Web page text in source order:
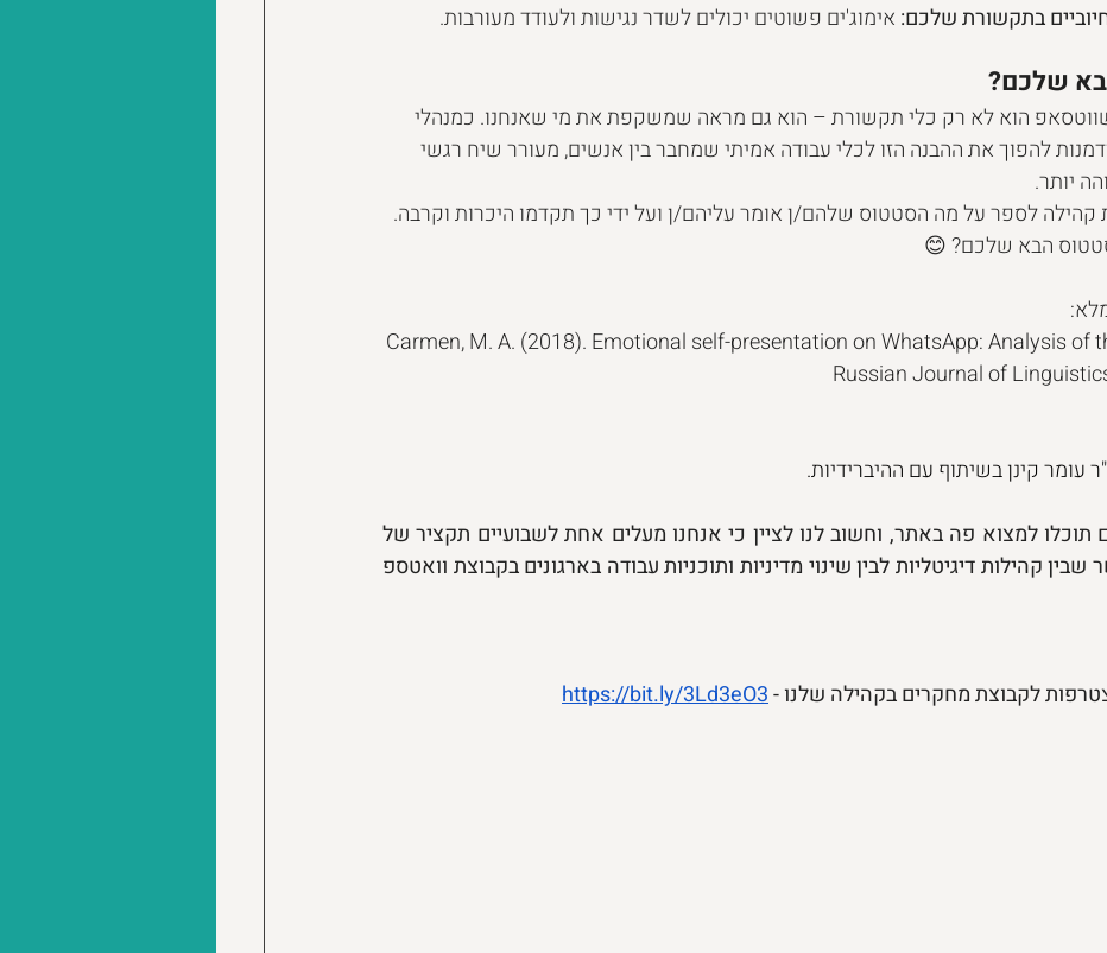
בתקשורת שלכם: אימוג'ים פשוטים יכולים לשדר נגישות ולעודד מעורבות.
שלכם?
הוא לא רק כלי תקשורת – הוא גם מראה שמשקפת את מי שאנחנו. כמנהלי
להפוך את ההבנה הזו לכלי עבודה אמיתי שמחבר בין אנשים, מעורר שיח רגשי
יותר.
קהילה לספר על מה הסטטוס שלהם/ן אומר עליהם/ן ועל ידי כך תקדמו היכרות וקרבה.
הבא שלכם? 😊
Carmen, M. A. (2018). Emotional self-presentation on WhatsApp: Analysis of
Russian Journal of
עומר קינן בשיתוף עם ההיברידיות.
לקבוצת מחקרים בקהילה שלנו - https://bit.ly/3Ld3eO3